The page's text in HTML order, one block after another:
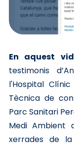
En aquest
testimonis
l'Hospital
Tècnica de
Parc Sanitari
Medi Ambient
xerrades de